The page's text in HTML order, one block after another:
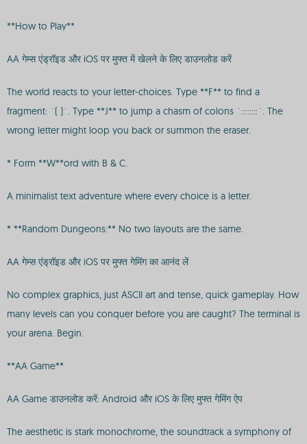
**How to Play**
AA गेम्स एंड्रॉइड और iOS पर मुफ्त में खेलने के लिए डाउनलोड करें
The world reacts to your letter-choices. Type **F** to find a
fragment: `( )`. Type **J** to jump a chasm of colons `::::::::`. The
wrong letter might loop you back or summon the eraser.
* Form **W**ord with B & C.
A minimalist text adventure where every choice is a letter.
* **Random Dungeons:** No two layouts are the same.
AA गेम्स एंड्रॉइड और iOS पर मुफ्त गेमिंग का आनंद लें
No complex graphics, just ASCII art and tense, quick gameplay. How
many levels can you conquer before you are caught? The terminal is
your arena. Begin.
**AA Game**
AA Game डाउनलोड करें: Android और iOS के लिए मुफ्त गेमिंग ऐप
The aesthetic is stark monochrome, the soundtrack a symphony of